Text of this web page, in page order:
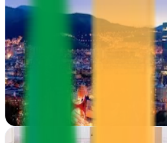
Eduardo Turiño
Bilbao, Vizcaya
Eduardo Turiño transforma presencia
integral, publicidad digital y estrategias de
resultados medibles…
Ver ficha